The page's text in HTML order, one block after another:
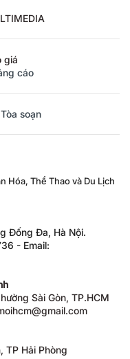
giá
cáo
Tòa soạn
Hóa, Thể Thao và Du Lịch
Đống Đa, Hà Nội.
- Email:
Sài Gòn, TP.HCM
TP Hải Phòng